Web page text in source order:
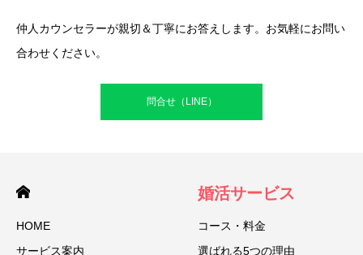
仲人カウンセラーが親切＆丁寧にお答えします。お気軽にお問い
合わせください。
問合せ（LINE）
HOME
サービス案内
婚活サービス
コース・料金
選ばれる5つの理由